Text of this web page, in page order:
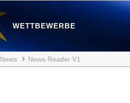
WETTBEWERBE
News News-Reader V1